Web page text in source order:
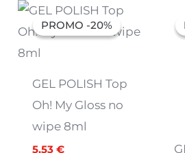
PROMO -20%
PROMO -20%
GEL POLISH Top
Oh! My Gloss no
wipe 8ml
O
preço
original
era:
6,91 €.
5,53 €
O
preço
atual